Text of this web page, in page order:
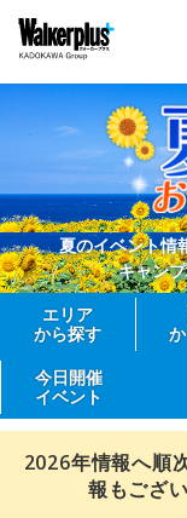
夏のイベント情
キャン
エリア
から探す
今日開催
イベント
2026年情報へ順
報もござ